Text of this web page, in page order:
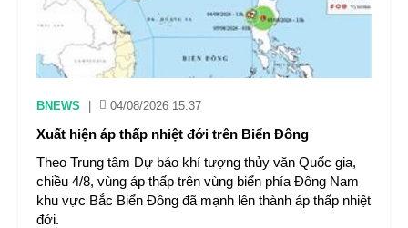
BNEWS 04/08/2026 15:37
Xuất hiện áp thấp nhiệt đới trên Biển Đông
Theo Trung tâm Dự báo khí tượng thủy văn Quốc gia,
chiều 4/8, vùng áp thấp trên vùng biển phía Đông Nam
khu vực Bắc Biển Đông đã mạnh lên thành áp thấp nhiệt
đới.